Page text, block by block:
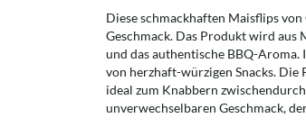
Diese schmackhaften Maisflips
Geschmack. Das Produkt wird aus
und das authentische BBQ-Aroma.
von herzhaft-würzigen Snacks. Die
ideal zum Knabbern
unverwechselbaren Geschmack,